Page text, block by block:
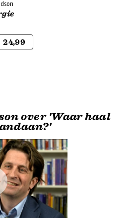
24,99
over 'Waar haal